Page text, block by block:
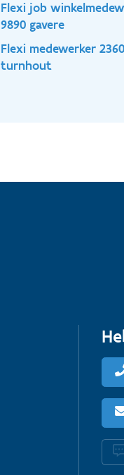
Flexi job
9890 gavere
Flexi medewerker
turnhout